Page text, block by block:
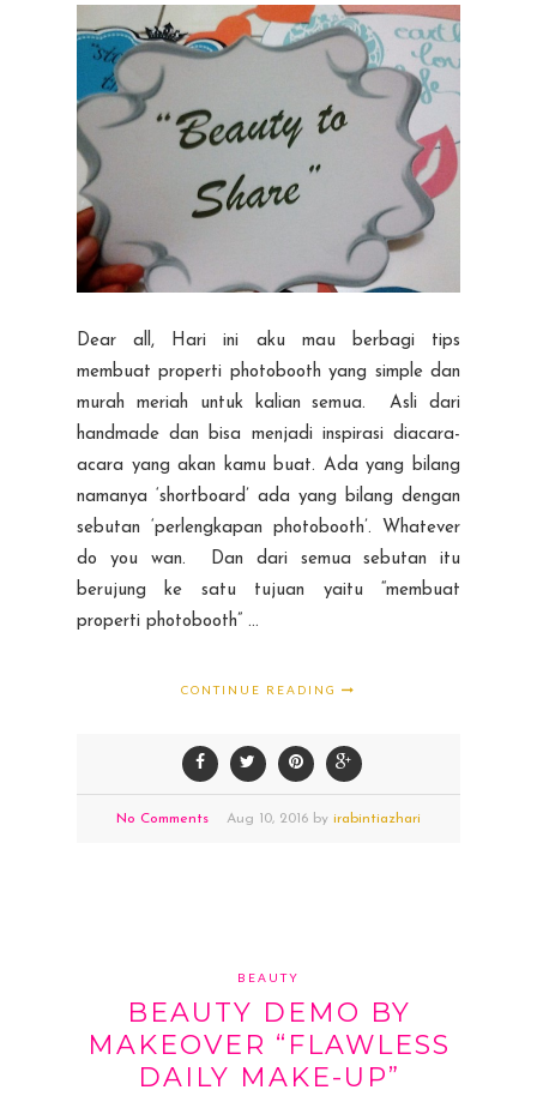
Dear all, Hari ini aku mau berbagi tips
membuat properti photobooth yang simple dan
murah meriah untuk kalian semua. Asli dari
handmade dan bisa menjadi inspirasi diacara-
acara yang akan kamu buat. Ada yang bilang
namanya ‘shortboard’ ada yang bilang dengan
sebutan ‘perlengkapan photobooth’. Whatever
do you wan. Dan dari semua sebutan itu
berujung ke satu tujuan yaitu “membuat
properti photobooth” ...
CONTINUE READING
No Comments Aug 10, 2016 by irabintiazhari
BEAUTY
BEAUTY DEMO BY
MAKEOVER “FLAWLESS
DAILY MAKE-UP”